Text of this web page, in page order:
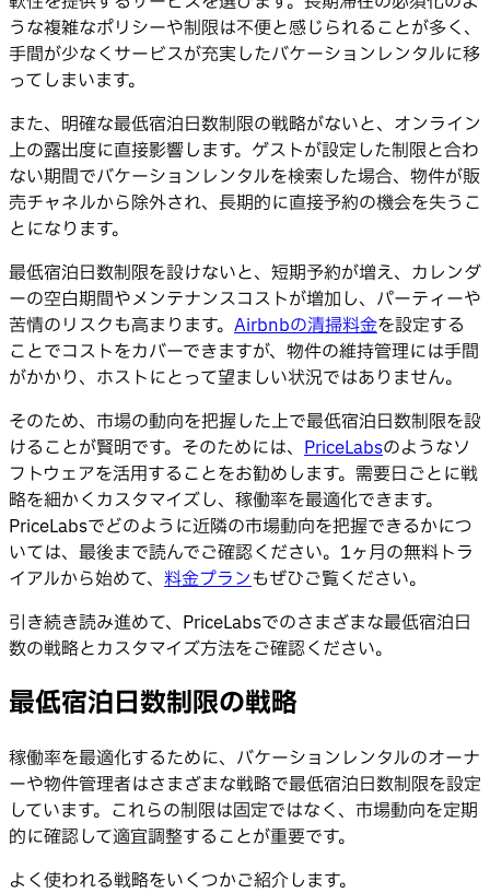
うな複雑なポリシーや制限は不便と感じられることが多く、
手間が少なくサービスが充実したバケーションレンタルに移
ってしまいます。
また、明確な最低宿泊日数制限の戦略がないと、オンライン
上の露出度に直接影響します。ゲストが設定した制限と合わ
ない期間でバケーションレンタルを検索した場合、物件が販
売チャネルから除外され、長期的に直接予約の機会を失うこ
とになります。
最低宿泊日数制限を設けないと、短期予約が増え、カレンダ
ーの空白期間やメンテナンスコストが増加し、パーティーや
苦情のリスクも高まります。 Airbnbの清掃料金を設定する
ことでコストをカバーできますが、物件の維持管理には手間
がかかり、ホストにとって望ましい状況ではありません。
そのため、市場の動向を把握した上で最低宿泊日数制限を設
けることが賢明です。そのためには、 PriceLabsのようなソ
フトウェアを活用することをお勧めします。需要日ごとに戦
略を細かくカスタマイズし、稼働率を最適化できます。
PriceLabsでどのように近隣の市場動向を把握できるかにつ
いては、最後まで読んでご確認ください。1ヶ月の無料トラ
イアルから始めて、 料金プランもぜひご覧ください。
引き続き読み進めて、PriceLabsでのさまざまな最低宿泊日
数の戦略とカスタマイズ方法をご確認ください。
最低宿泊日数制限の戦略
稼働率を最適化するために、バケーションレンタルのオーナ
ーや物件管理者はさまざまな戦略で最低宿泊日数制限を設定
しています。これらの制限は固定ではなく、市場動向を定期
的に確認して適宜調整することが重要です。
よく使われる戦略をいくつかご紹介します。